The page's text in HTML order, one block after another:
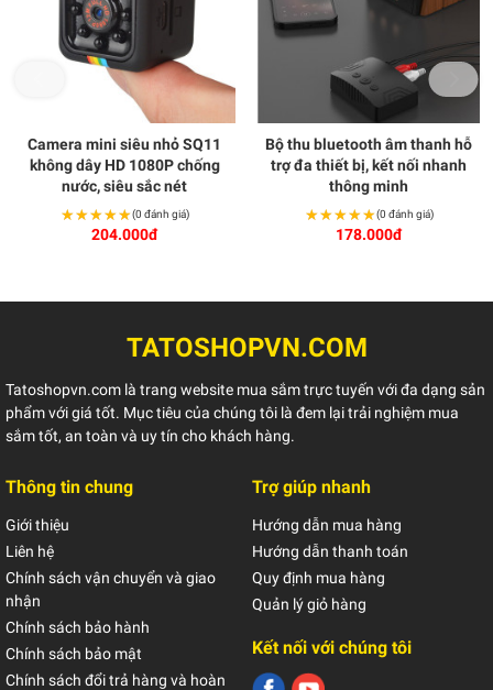
Camera mini siêu nhỏ SQ11
không dây HD 1080P chống
nước, siêu sắc nét
★★★★★
★★★★★(0 đánh giá)
204.000đ
Bộ thu bluetooth âm thanh hỗ
trợ đa thiết bị, kết nối nhanh
thông minh
★★★★★
★★★★★(0 đánh giá)
178.000đ
TATOSHOPVN.COM
Tatoshopvn.com là trang website mua sắm trực tuyến với đa dạng sản
phẩm với giá tốt. Mục tiêu của chúng tôi là đem lại trải nghiệm mua
sắm tốt, an toàn và uy tín cho khách hàng.
Thông tin chung
Giới thiệu
Liên hệ
Chính sách vận chuyển và giao
nhận
Chính sách bảo hành
Chính sách bảo mật
Chính sách đổi trả hàng và hoàn
Trợ giúp nhanh
Hướng dẫn mua hàng
Hướng dẫn thanh toán
Quy định mua hàng
Quản lý giỏ hàng
Kết nối với chúng tôi